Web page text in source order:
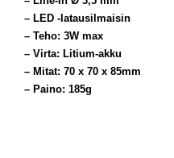
– LED -latausilmaisin
– Teho: 3W max
– Virta: Litium-akku
– Mitat: 70 x 70 x 85mm
– Paino: 185g